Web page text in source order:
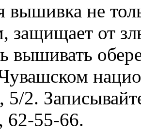
вышивка не
защищает от
вышивать
2.
62-55-66.